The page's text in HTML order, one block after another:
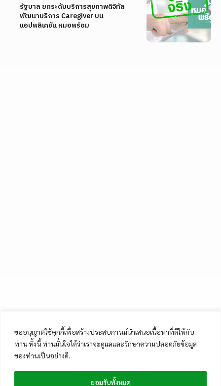
ขออนุญาตใช้คุกกี้เพื่อสร้างประสบการณ์นำเสนอเนื้อหาที่ดีให้กับ
ท่าน ทั้งนี้ ท่านมั่นใจได้ว่าเราจะดูแลและรักษาความปลอดภัยข้อมูล
ของท่านเป็นอย่างดี.
ยอมรับทั้งหมด
รัฐบาล ยกระดับบริการสุขภาพดิจิทัล
พัฒนาบริการ Caregiver บน
แอปพลิเคชัน หมอพร้อม